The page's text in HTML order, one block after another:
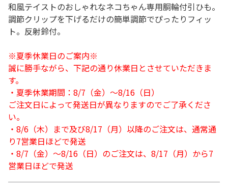
和風テイストのおしゃれなネコちゃん専用胴輪付引ひも。
調節クリップを下げるだけの簡単調節でぴったりフィッ
ト。反射鈴付。
※夏季休業日のご案内※
誠に勝手ながら、下記の通り休業日とさせていただきま
す。
・夏季休業期間：8/7（金）～8/16（日）
ご注文日によって発送日が異なりますのでご了承くださ
い。
・8/6（木）まで及び8/17（月）以降のご注文は、通常通
り7営業日ほどで発送
・8/7（金）～8/16（日）のご注文は、8/17（月）から7
営業日ほどで発送